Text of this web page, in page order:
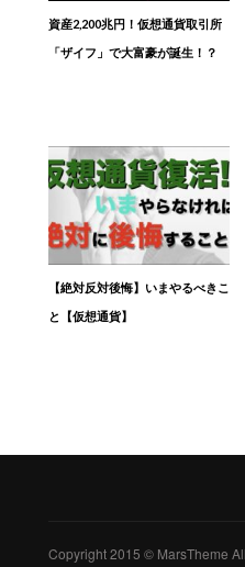
資産2,200兆円！仮想通貨取引所
「ザイフ」で大富豪が誕生！？
【絶対反対後悔】いまやるべきこ
と【仮想通貨】
Copyright 2015 © MarsTheme